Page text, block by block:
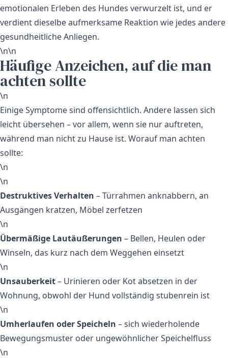
emotionalen Erleben des Hundes verwurzelt ist, und er
verdient dieselbe aufmerksame Reaktion wie jedes andere
gesundheitliche Anliegen.
\n\n
Häufige Anzeichen, auf die man
achten sollte
\n
Einige Symptome sind offensichtlich. Andere lassen sich
leicht übersehen – vor allem, wenn sie nur auftreten,
während man nicht zu Hause ist. Worauf man achten
sollte:
\n
\n
Destruktives Verhalten – Türrahmen anknabbern, an
Ausgängen kratzen, Möbel zerfetzen
\n
Übermäßige Lautäußerungen – Bellen, Heulen oder
Winseln, das kurz nach dem Weggehen einsetzt
\n
Unsauberkeit– Urinieren oder Kot absetzen in der
Wohnung, obwohl der Hund vollständig stubenrein ist
\n
Umherlaufen oder Speicheln – sich wiederholende
Bewegungsmuster oder ungewöhnlicher Speichelfluss
\n